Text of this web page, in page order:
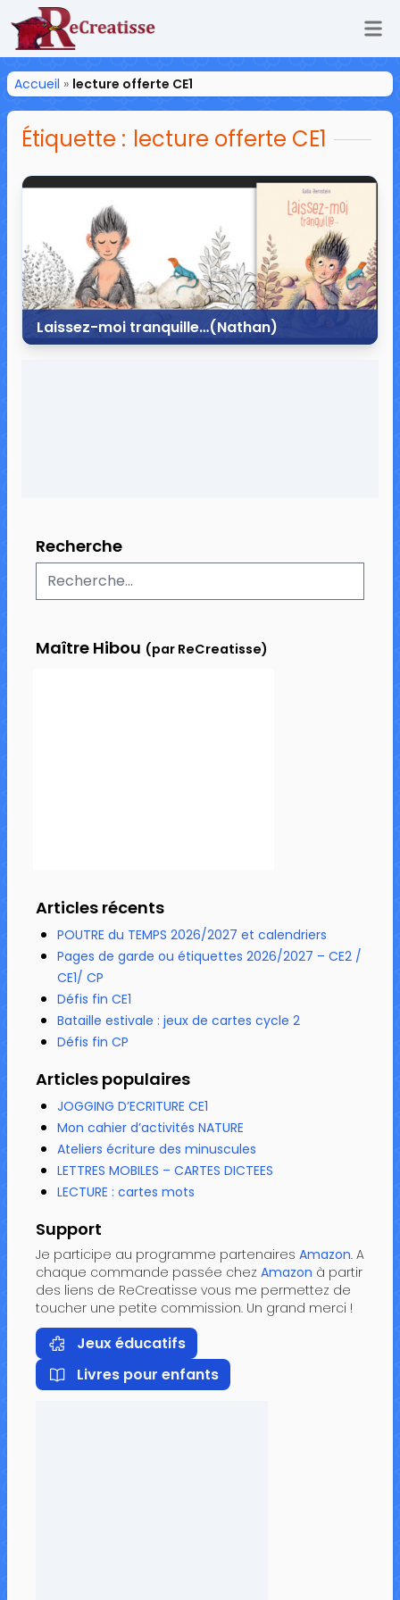
ReCreatisse
Accueil » lecture offerte CE1
Étiquette : lecture offerte CE1
Laissez-moi tranquille…(Nathan)
Recherche
Maître Hibou (par ReCreatisse)
Articles récents
POUTRE du TEMPS 2026/2027 et calendriers
Pages de garde ou étiquettes 2026/2027 – CE2 /
CE1/ CP
Défis fin CE1
Bataille estivale : jeux de cartes cycle 2
Défis fin CP
Articles populaires
JOGGING D’ECRITURE CE1
Mon cahier d’activités NATURE
Ateliers écriture des minuscules
LETTRES MOBILES – CARTES DICTEES
LECTURE : cartes mots
Support
Je participe au programme partenaires Amazon. A
chaque commande passée chez Amazon à partir
des liens de ReCreatisse vous me permettez de
toucher une petite commission. Un grand merci !
Jeux éducatifs
Livres pour enfants